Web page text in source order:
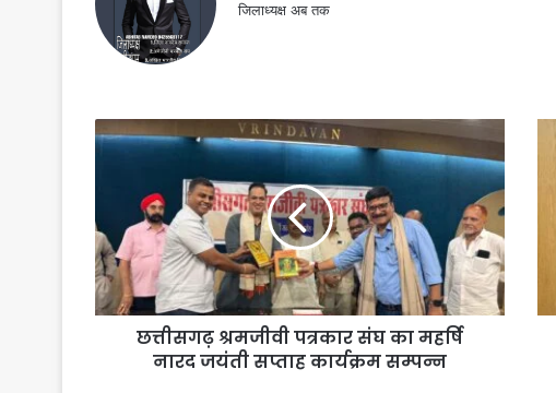
जिलाध्यक्ष अब तक
छत्तीसगढ़ श्रमजीवी पत्रकार संघ का महर्षि
नारद जयंती सप्ताह कार्यक्रम सम्पन्न